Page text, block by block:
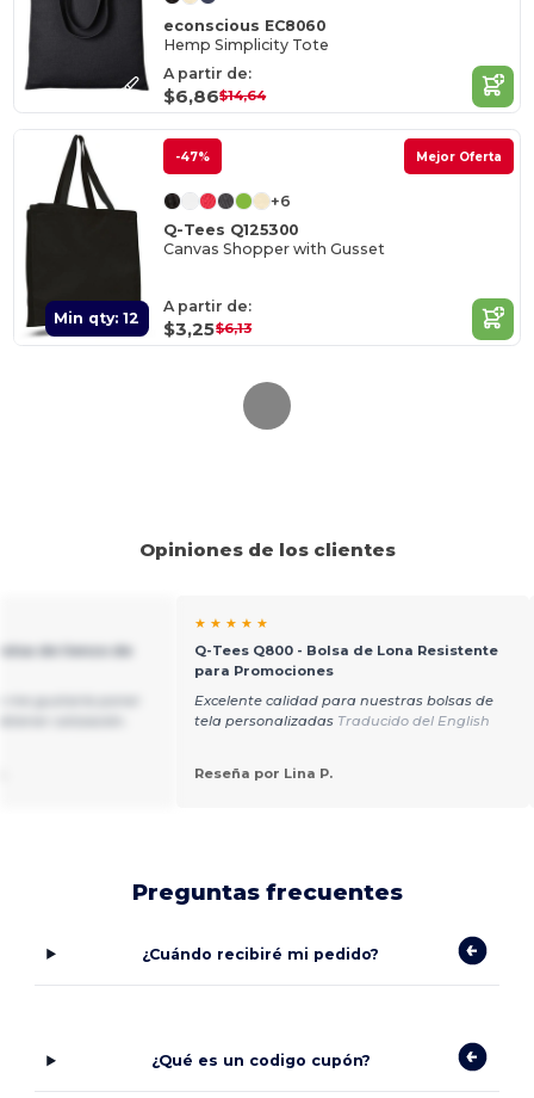
econscious EC8060
Hemp Simplicity Tote
A partir de:
$6,86$14,64
Min qty: 12
-47% Mejor Oferta
+6
Q-Tees Q125300
Canvas Shopper with Gusset
A partir de:
$3,25$6,13
Opiniones de los clientes
de lienzo de
gustaría poner
★ ★ ★ ★ ★
Q-Tees Q800 - Bolsa de Lona Resistente
para Promociones
Excelente calidad para nuestras bolsas de
tela personalizadas Traducido del English
Reseña por Lina P.
Preguntas frecuentes
¿Cuándo recibiré mi pedido?
¿Qué es un codigo cupón?